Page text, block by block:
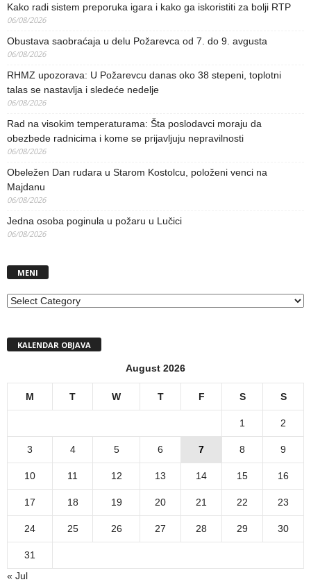
Kako radi sistem preporuka igara i kako ga iskoristiti za bolji RTP
06/08/2026
Obustava saobraćaja u delu Požarevca od 7. do 9. avgusta
06/08/2026
RHMZ upozorava: U Požarevcu danas oko 38 stepeni, toplotni
talas se nastavlja i sledeće nedelje
06/08/2026
Rad na visokim temperaturama: Šta poslodavci moraju da
obezbede radnicima i kome se prijavljuju nepravilnosti
06/08/2026
Obeležen Dan rudara u Starom Kostolcu, položeni venci na
Majdanu
06/08/2026
Jedna osoba poginula u požaru u Lučici
06/08/2026
MENI
MENI
KALENDAR OBJAVA
August 2026
M T W T F S S
1 2
3 4 5 6 7 8 9
10 11 12 13 14 15 16
17 18 19 20 21 22 23
24 25 26 27 28 29 30
31
« Jul